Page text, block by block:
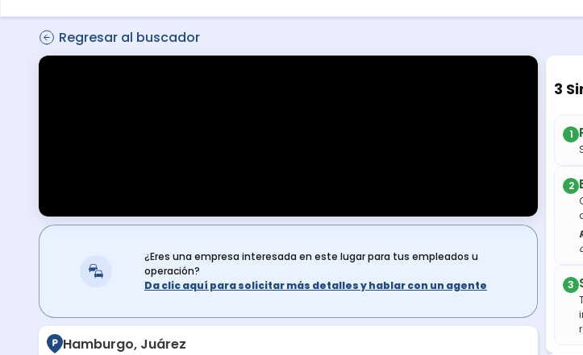
Regresar al buscador
¿Eres una empresa interesada en este lugar para tus empleados u
operación?
Da clic aquí para solicitar más detalles y hablar con un agente
Hamburgo, Juárez
3
1
2
3